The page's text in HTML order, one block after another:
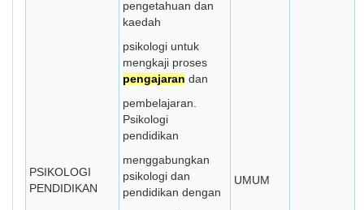
PSIKOLOGI
PENDIDIKAN
pengetahuan dan
kaedah
psikologi untuk
mengkaji proses
pengajaran dan
pembelajaran.
Psikologi
pendidikan
menggabungkan
psikologi dan
pendidikan dengan
UMUM